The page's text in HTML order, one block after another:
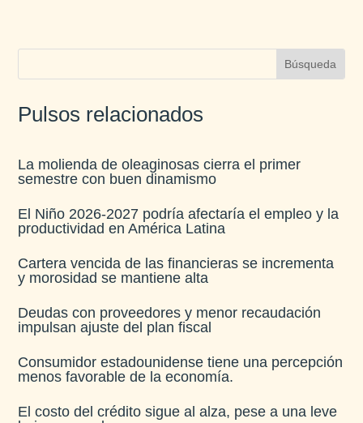
Pulsos relacionados
La molienda de oleaginosas cierra el primer
semestre con buen dinamismo​
El Niño 2026-2027 podría afectaría el empleo y la
productividad en América Latina​
Cartera vencida de las financieras se incrementa
y morosidad se mantiene alta​
Deudas con proveedores y menor recaudación
impulsan ajuste del plan fiscal​
Consumidor estadounidense tiene una percepción
menos favorable de la economía​.
El costo del crédito sigue al alza, pese a una leve